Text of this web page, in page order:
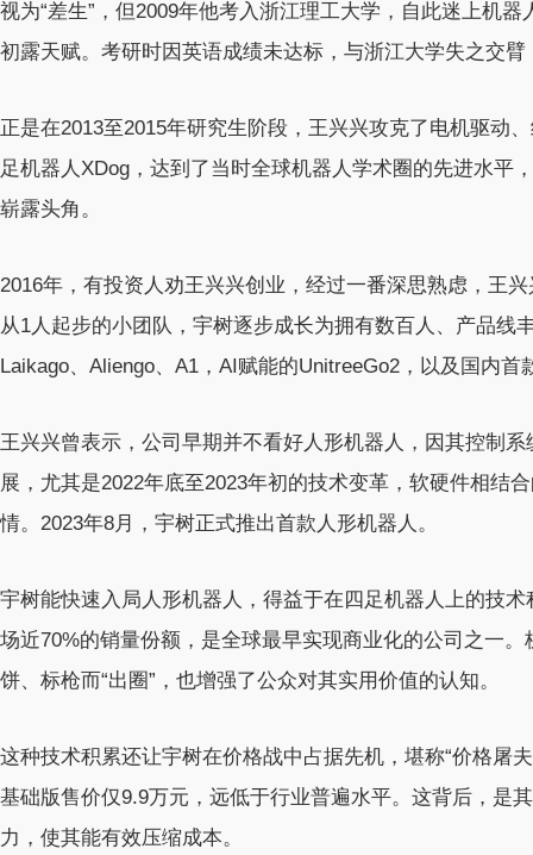
视为“差生”，但2009年他考入浙江理工大学，自此迷上机
初露天赋。考研时因英语成绩未达标，与浙江大学失之交
正是在2013至2015年研究生阶段，王兴兴攻克了电机驱动
足机器人XDog，达到了当时全球机器人学术圈的先进水平
崭露头角。
2016年，有投资人劝王兴兴创业，经过一番深思熟虑，王
从1人起步的小团队，宇树逐步成长为拥有数百人、产品线
Laikago、Aliengo、A1，AI赋能的UnitreeGo2，以及国内首
王兴兴曾表示，公司早期并不看好人形机器人，因其控制
展，尤其是2022年底至2023年初的技术变革，软硬件相结
情。2023年8月，宇树正式推出首款人形机器人。
宇树能快速入局人形机器人，得益于在四足机器人上的技
场近70%的销量份额，是全球最早实现商业化的公司之一
饼、标枪而“出圈”，也增强了公众对其实用价值的认知。
这种技术积累还让宇树在价格战中占据先机，堪称“价格屠
基础版售价仅9.9万元，远低于行业普遍水平。这背后，是
力，使其能有效压缩成本。